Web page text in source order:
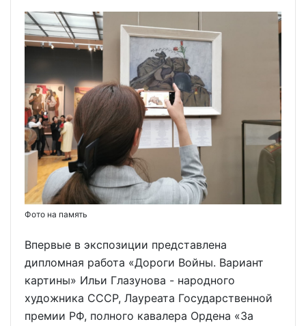
Фото на память
Впервые в экспозиции представлена
дипломная работа «Дороги Войны. Вариант
картины» Ильи Глазунова - народного
художника СССР, Лауреата Государственной
премии РФ, полного кавалера Ордена «За